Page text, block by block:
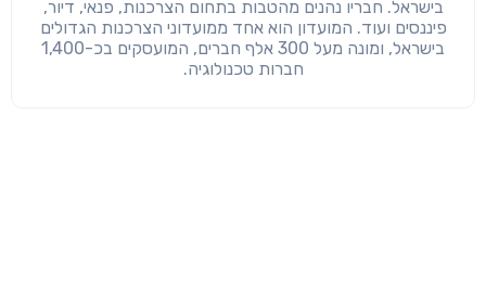
בישראל. חבריו נהנים מהטבות בתחום הצרכנות, פנאי, דיור,
פיננסים ועוד. המועדון הוא אחד ממועדוני הצרכנות הגדולים
בישראל, ומונה מעל 300 אלף חברים, המועסקים בכ-1,400
חברות טכנולוגיה.